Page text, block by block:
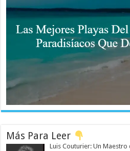
Más Para Leer
Luis Couturier: Un